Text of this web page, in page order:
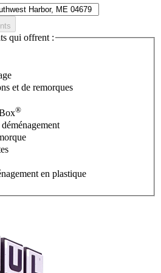
qui offrent :
et de remorques
®
en plastique